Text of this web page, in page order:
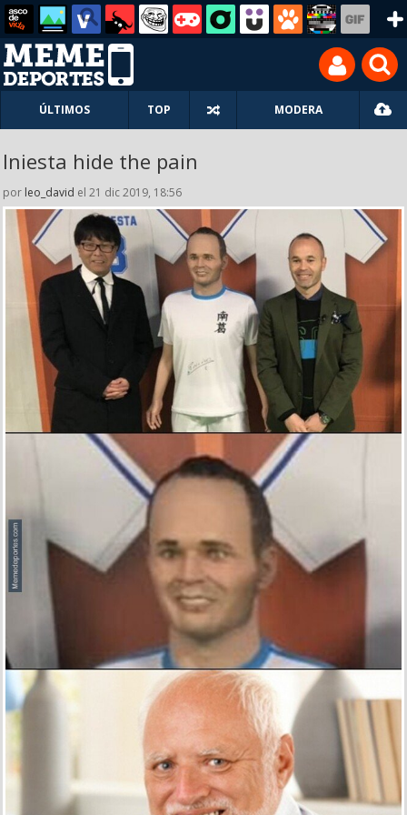
ÚLTIMOS TOP MODERA
Iniesta hide the pain
por leo_david el 21 dic 2019, 18:56